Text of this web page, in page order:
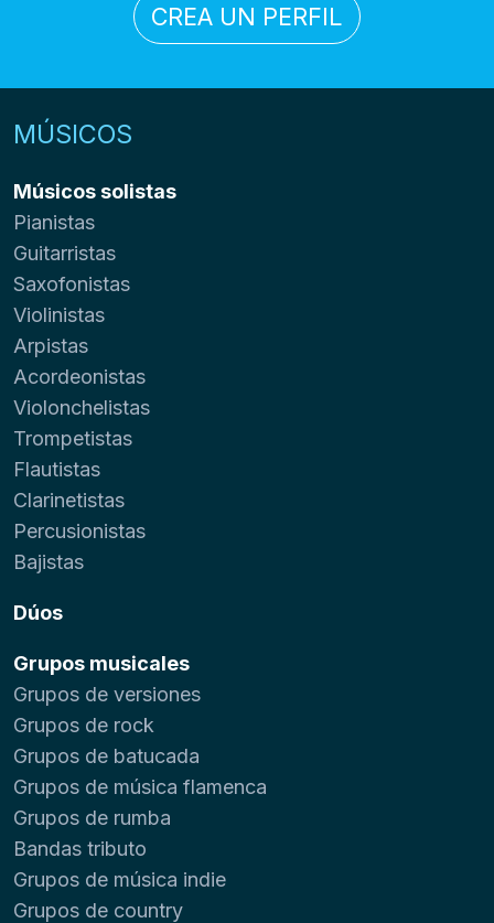
CREA UN PERFIL
MÚSICOS
Músicos solistas
Pianistas
Guitarristas
Saxofonistas
Violinistas
Arpistas
Acordeonistas
Violonchelistas
Trompetistas
Flautistas
Clarinetistas
Percusionistas
Bajistas
Dúos
Grupos musicales
Grupos de versiones
Grupos de rock
Grupos de batucada
Grupos de música flamenca
Grupos de rumba
Bandas tributo
Grupos de música indie
Grupos de country